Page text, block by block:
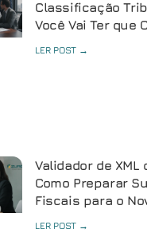
Classificação
Você Vai Ter que
LER POST →
Validador de XML
Como Preparar
Fiscais para o
LER POST →